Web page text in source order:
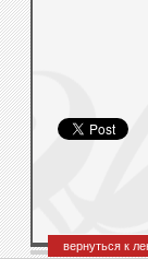
вернуться к